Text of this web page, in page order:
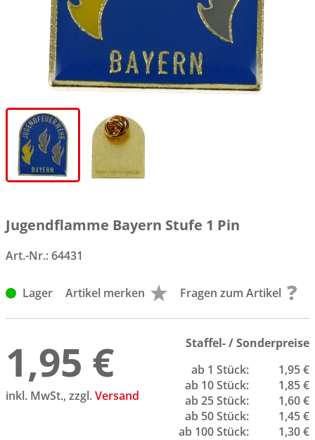
Jugendflamme Bayern Stufe 1 Pin
Art.-Nr.:64431
Lager Artikel merken Fragen zum Artikel
1,95 €
inkl. MwSt., zzgl.Versand
Staffel- / Sonderpreise
ab 1 Stück:
1,95 €
ab 10 Stück:
1,85 €
ab 25 Stück:
1,60 €
ab 50 Stück:
1,45 €
ab 100 Stück:
1,30 €